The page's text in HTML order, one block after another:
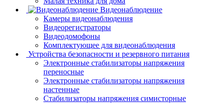
Видеонаблюдение
Камеры видеонаблюдения
Видеорегистраторы
Видеодомофоны
Комплектующее для видеонаблюдения
Устройства безопасности и резервного питания
Электронные стабилизаторы напряжения
переносные
Электронные стабилизаторы напряжения
настенные
Стабилизаторы напряжения симисторные